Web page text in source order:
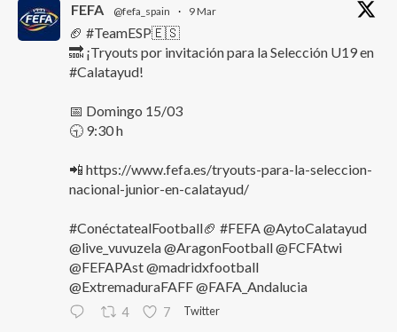
FEFA @fefa_spain · 9 Mar
🏈 #TeamESP🇪🇸
🔜 ¡Tryouts por invitación para la Selección U19 en
#Calatayud!
📅 Domingo 15/03
🕤 9:30 h
📲 https://www.fefa.es/tryouts-para-la-seleccion-
nacional-junior-en-calatayud/
#ConéctatealFootball🏈 #FEFA @AytoCalatayud
@live_vuvuzela @AragonFootball @FCFAtwi
@FEFAPAst @madridxfootball
@ExtremaduraFAFF @FAFA_Andalucia
4 7 Twitter